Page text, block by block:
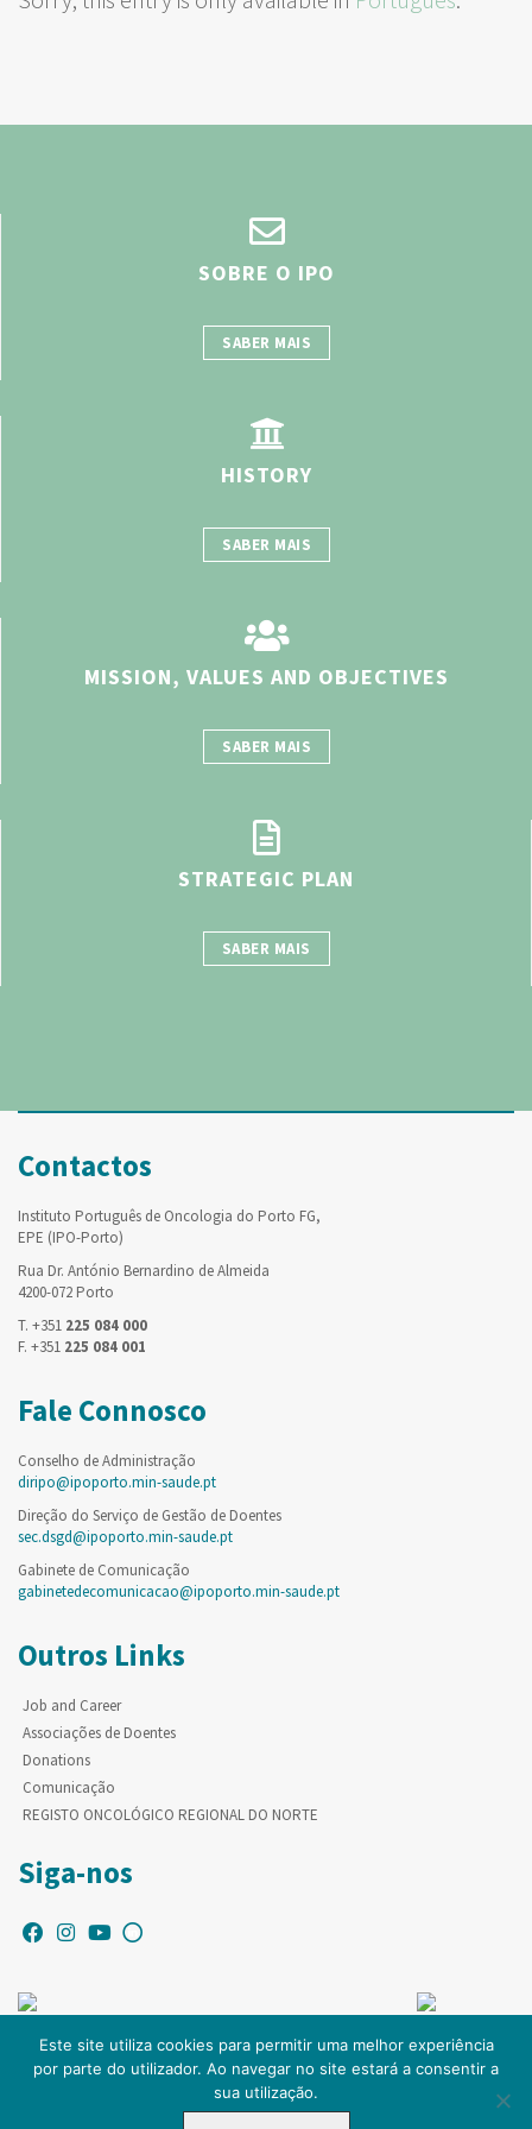
SOBRE O IPO
SABER MAIS
HISTORY
SABER MAIS
MISSION, VALUES AND OBJECTIVES
SABER MAIS
STRATEGIC PLAN
SABER MAIS
Contactos
Instituto Português de Oncologia do Porto FG,
EPE (IPO-Porto)
Rua Dr. António Bernardino de Almeida
4200-072 Porto
T. +351 225 084 000
F. +351 225 084 001
Fale Connosco
Conselho de Administração
diripo@ipoporto.min-saude.pt
Direção do Serviço de Gestão de Doentes
sec.dsgd@ipoporto.min-saude.pt
Gabinete de Comunicação
gabinetedecomunicacao@ipoporto.min-saude.pt
Outros Links
Job and Career
Associações de Doentes
Donations
Comunicação
REGISTO ONCOLÓGICO REGIONAL DO NORTE
Siga-nos
© Copyright IPO-PORTO. Todos os direitos reservados.
Este site utiliza cookies para permitir uma melhor experiência
por parte do utilizador. Ao navegar no site estará a consentir a
sua utilização.